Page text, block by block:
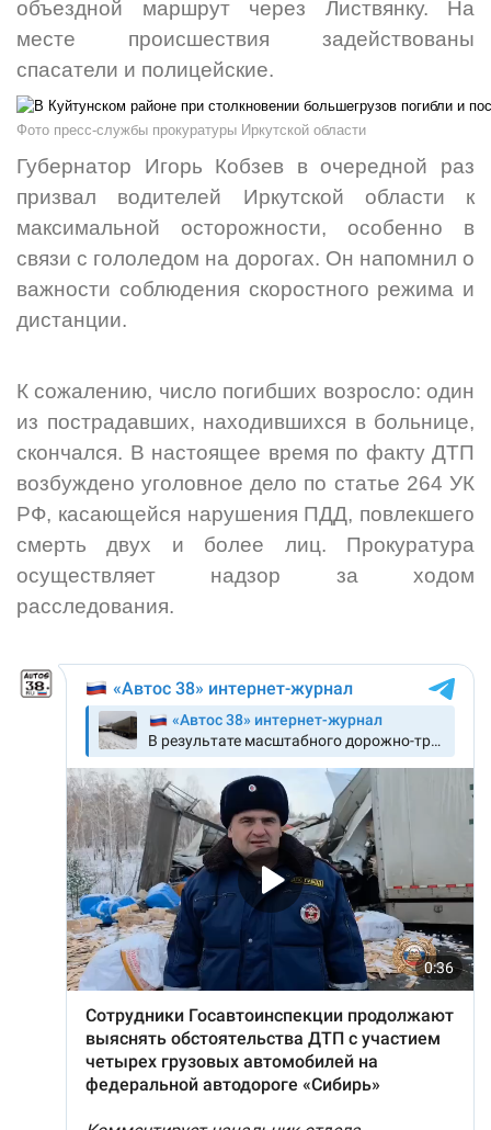
объездной маршрут через Листвянку. На
месте происшествия задействованы
спасатели и полицейские.
Фото пресс-службы прокуратуры Иркутской области
Губернатор Игорь Кобзев в очередной раз
призвал водителей Иркутской области к
максимальной осторожности, особенно в
связи с гололедом на дорогах. Он напомнил о
важности соблюдения скоростного режима и
дистанции.
К сожалению, число погибших возросло: один
из пострадавших, находившихся в больнице,
скончался. В настоящее время по факту ДТП
возбуждено уголовное дело по статье 264 УК
РФ, касающейся нарушения ПДД, повлекшего
смерть двух и более лиц. Прокуратура
осуществляет надзор за ходом
расследования.